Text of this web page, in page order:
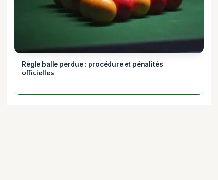
Règle balle perdue : procédure et pénalités
officielles